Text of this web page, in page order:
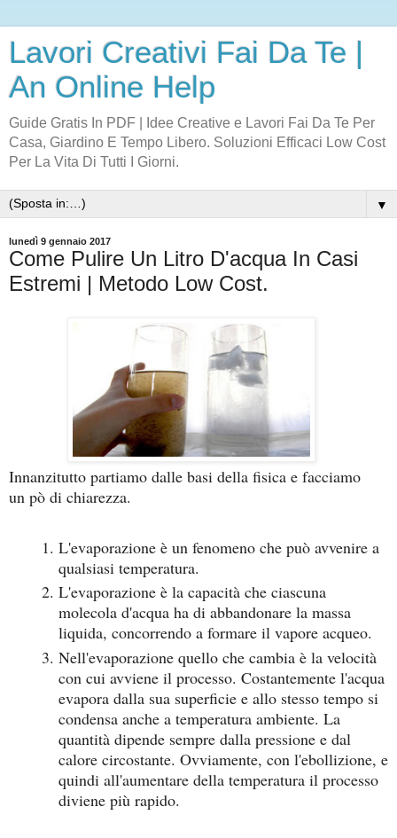
Lavori Creativi Fai Da Te |
An Online Help
Guide Gratis In PDF | Idee Creative e Lavori Fai Da Te Per
Casa, Giardino E Tempo Libero. Soluzioni Efficaci Low Cost
Per La Vita Di Tutti I Giorni.
▼
lunedì 9 gennaio 2017
Come Pulire Un Litro D'acqua In Casi
Estremi | Metodo Low Cost.
Innanzitutto partiamo dalle basi della fisica e facciamo
un pò di chiarezza.
L'evaporazione è un fenomeno che può avvenire a
qualsiasi temperatura.
L'evaporazione è la capacità che ciascuna
molecola d'acqua ha di abbandonare la massa
liquida, concorrendo a formare il vapore acqueo.
Nell'evaporazione quello che cambia è la velocità
con cui avviene il processo. Costantemente l'acqua
evapora dalla sua superficie e allo stesso tempo si
condensa anche a temperatura ambiente. La
quantità dipende sempre dalla pressione e dal
calore circostante. Ovviamente, con l'ebollizione, e
quindi all'aumentare della temperatura il processo
diviene più rapido.